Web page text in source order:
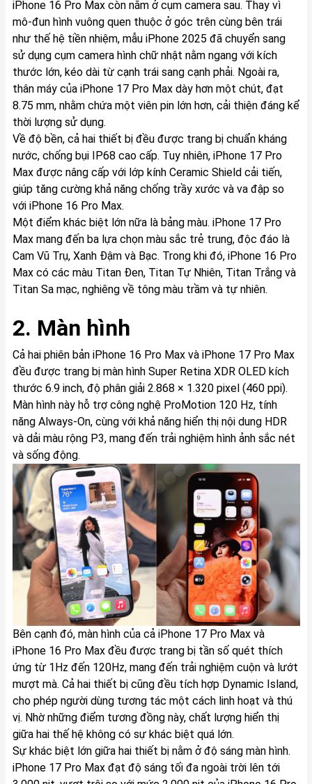
iPhone 16 Pro Max còn nằm ở cụm camera sau. Thay vì
mô-đun hình vuông quen thuộc ở góc trên cùng bên trái
như thế hệ tiền nhiệm, mẫu iPhone 2025 đã chuyển sang
sử dụng cụm camera hình chữ nhật nằm ngang với kích
thước lớn, kéo dài từ cạnh trái sang cạnh phải. Ngoài ra,
thân máy của iPhone 17 Pro Max dày hơn một chút, đạt
8.75 mm, nhằm chứa một viên pin lớn hơn, cải thiện đáng kể
thời lượng sử dụng.
Về độ bền, cả hai thiết bị đều được trang bị chuẩn kháng
nước, chống bụi IP68 cao cấp. Tuy nhiên, iPhone 17 Pro
Max được nâng cấp với lớp kính Ceramic Shield cải tiến,
giúp tăng cường khả năng chống trầy xước và va đập so
với iPhone 16 Pro Max.
Một điểm khác biệt lớn nữa là bảng màu. iPhone 17 Pro
Max mang đến ba lựa chọn màu sắc trẻ trung, độc đáo là
Cam Vũ Trụ, Xanh Đậm và Bạc. Trong khi đó, iPhone 16 Pro
Max có các màu Titan Đen, Titan Tự Nhiên, Titan Trắng và
Titan Sa mạc, nghiêng về tông màu trầm và tự nhiên.
2. Màn hình
Cả hai phiên bản iPhone 16 Pro Max và iPhone 17 Pro Max
đều được trang bị màn hình Super Retina XDR OLED kích
thước 6.9 inch, độ phân giải 2.868 × 1.320 pixel (460 ppi).
Màn hình này hỗ trợ công nghệ ProMotion 120 Hz, tính
năng Always-On, cùng với khả năng hiển thị nội dung HDR
và dải màu rộng P3, mang đến trải nghiệm hình ảnh sắc nét
và sống động.
Bên cạnh đó, màn hình của cả iPhone 17 Pro Max và
iPhone 16 Pro Max đều được trang bị tần số quét thích
ứng từ 1Hz đến 120Hz, mang đến trải nghiệm cuộn và lướt
mượt mà. Cả hai thiết bị cũng đều tích hợp Dynamic Island,
cho phép người dùng tương tác một cách linh hoạt và thú
vị. Nhờ những điểm tương đồng này, chất lượng hiển thị
giữa hai thế hệ không có sự khác biệt quá lớn.
Sự khác biệt lớn giữa hai thiết bị nằm ở độ sáng màn hình.
iPhone 17 Pro Max đạt độ sáng tối đa ngoài trời lên tới